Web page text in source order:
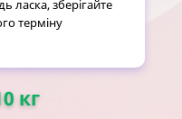
ласка, зберігайте
терміну
кг